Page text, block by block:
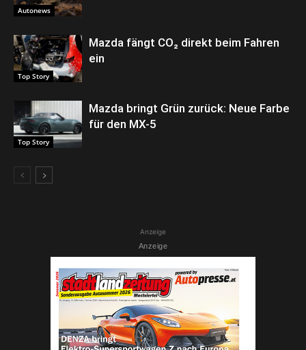
Autonews
Top Story
Mazda fängt CO₂ direkt beim Fahren
ein
Top Story
Mazda bringt Grün zurück: Neue Farbe
für den MX-5
Anzeige
Anzeige